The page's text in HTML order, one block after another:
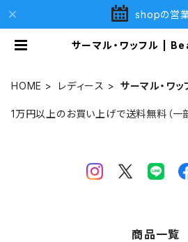
shopの営
サーマル・ワッフル |
HOME レディース サーマル・ワッ
1万円以上のお買い上げで送料無料（一
商品一覧